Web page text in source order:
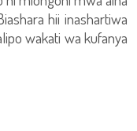
hii inashartiwa
wakati wa kufanya